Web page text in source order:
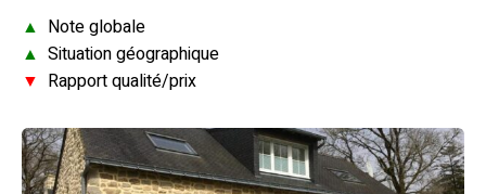
▲ Note globale
▲ Situation géographique
▼ Rapport qualité/prix